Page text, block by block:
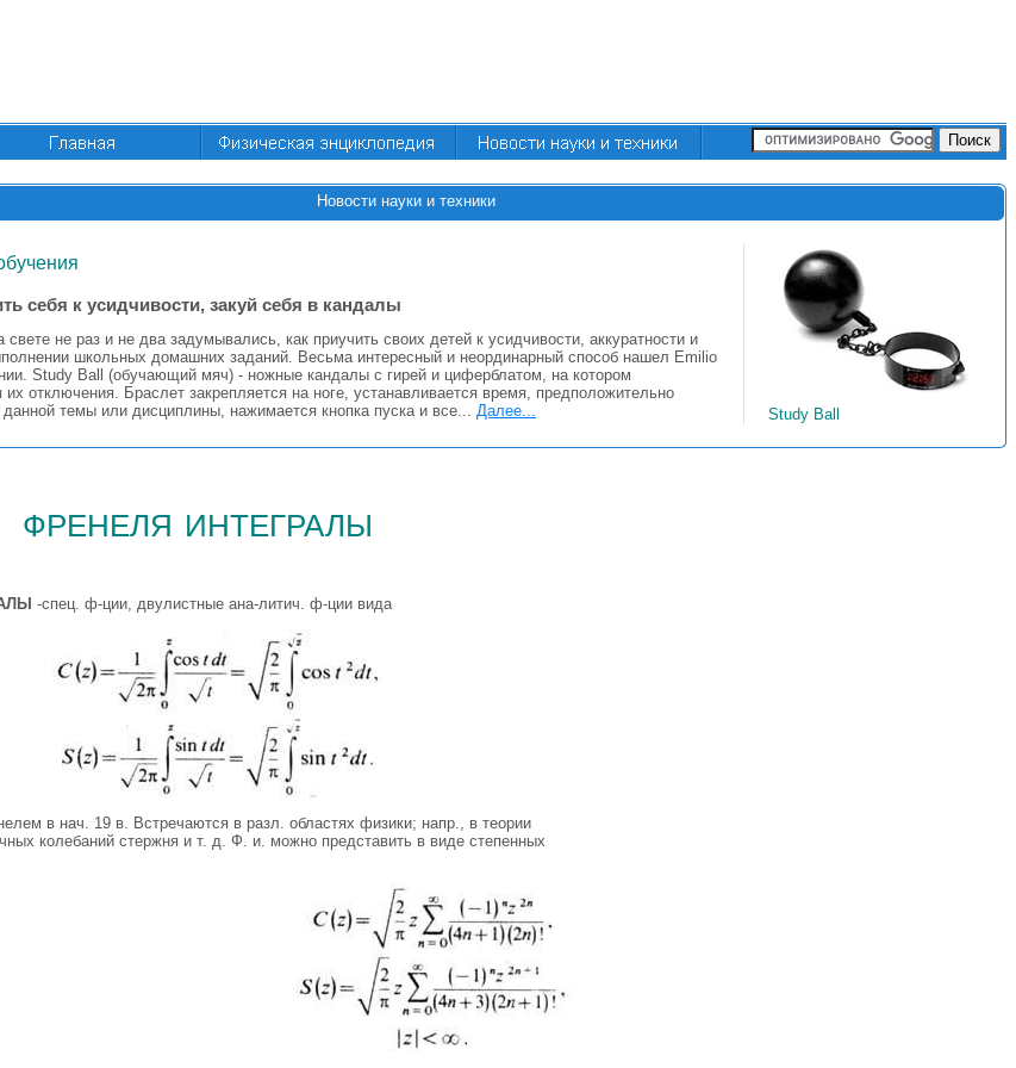
Новости науки и техники
себя к усидчивости, закуй себя в кандалы
свете не раз и не два задумывались, как приучить своих детей к усидчивости, аккуратности и
школьных домашних заданий. Весьма интересный и неординарный способ нашел Emilio
Study Ball (обучающий мяч) - ножные кандалы с гирей и циферблатом, на котором
их отключения. Браслет закрепляется на ноге, устанавливается время, предположительно
данной темы или дисциплины, нажимается кнопка пуска и все... Далее... Study Ball
френеля интегралы
-спец. ф-ции, двулистные ана-литич. ф-ции вида
в нач. 19 в. Встречаются в разл. областях физики; напр., в теории
колебаний стержня и т. д. Ф. и. можно представить в виде степенных